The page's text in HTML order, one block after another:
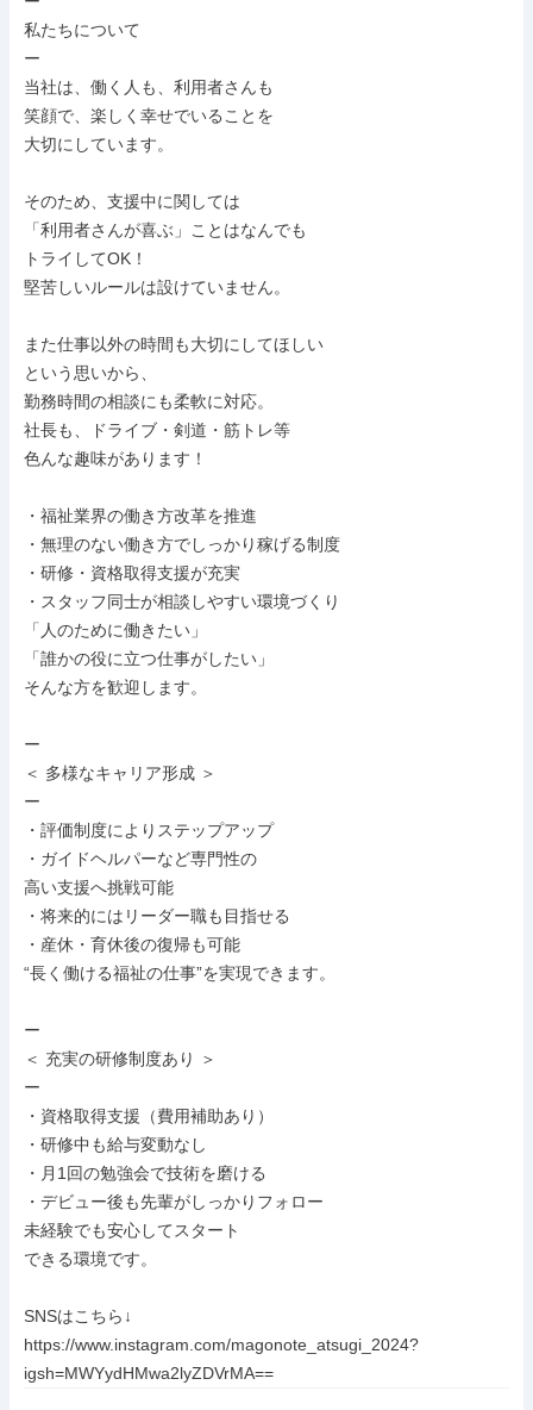
私たちについて
ー
当社は、働く人も、利用者さんも
笑顔で、楽しく幸せでいることを
大切にしています。
そのため、支援中に関しては
「利用者さんが喜ぶ」ことはなんでも
トライしてOK！
堅苦しいルールは設けていません。
また仕事以外の時間も大切にしてほしい
という思いから、
勤務時間の相談にも柔軟に対応。
社長も、ドライブ・剣道・筋トレ等
色んな趣味があります！
・福祉業界の働き方改革を推進
・無理のない働き方でしっかり稼げる制度
・研修・資格取得支援が充実
・スタッフ同士が相談しやすい環境づくり
「人のために働きたい」
「誰かの役に立つ仕事がしたい」
そんな方を歓迎します。
ー
＜ 多様なキャリア形成 ＞
ー
・評価制度によりステップアップ
・ガイドヘルパーなど専門性の
高い支援へ挑戦可能
・将来的にはリーダー職も目指せる
・産休・育休後の復帰も可能
“長く働ける福祉の仕事”を実現できます。
ー
＜ 充実の研修制度あり ＞
ー
・資格取得支援（費用補助あり）
・研修中も給与変動なし
・月1回の勉強会で技術を磨ける
・デビュー後も先輩がしっかりフォロー
未経験でも安心してスタート
できる環境です。
SNSはこちら↓
https://www.instagram.com/magonote_atsugi_2024?
igsh=MWYydHMwa2lyZDVrMA==